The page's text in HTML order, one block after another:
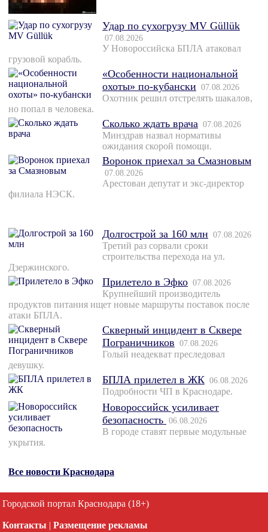
Удар по сухогрузу MV Güllük
07.08.2026
У Новороссийска БПЛА атаковал
грузовой корабль.
«Особенности национальной
охоты» по-кубански 07.08.2026
Охотник решил отстрелять шакалов,
но попал в человека.
Сколько ждать врача 07.08.2026
Минздрав назвал нормативы
ожидания скорой помощи.
Воронок приехал за Смазновым
07.08.2026
Арестован депутат и экс-директор
филиала НЭСК.
Долгострой за 160 млн 07.08.2026
Третий раз сорвали сроки
строительства перехода на ул.
Дзержинского.
Прилетело в Эфко 07.08.2026
Крупнейший производитель
продуктов питания ищет новые маршруты поставок после
атаки БПЛА.
Скверный инцидент в Сквере
Пограничников 07.08.2026
Голый неадекват преследовал
девушку.
БПЛА прилетел в ЖК 06.08.2026
Подробности ЧП в Краснодаре.
Новороссийск усиливает
безопасность 06.08.2026
В городе ставят первые модульные
укрытия.
Все новости Краснодара
Городской портал Краснодара (18+)
Контакты | Размещение рекламы